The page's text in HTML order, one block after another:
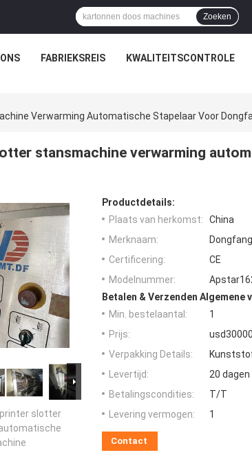
Zoeken
FABRIEKSREIS KWALITEITSCONTROLE
Verwarming Automatische Stapelaar Voor
stansmachine verwarming
slotter
Productdetails:
Plaats van herkomst:
China
Merknaam:
Dongfang
Certificering:
CE
Modelnummer:
Betalen & Verzenden Algemene
Min. bestelaantal:
1
Prijs:
Verpakking Details:
Levertijd:
20 dagen
Betalingscondities:
T/T
Levering vermogen:
1
Contact